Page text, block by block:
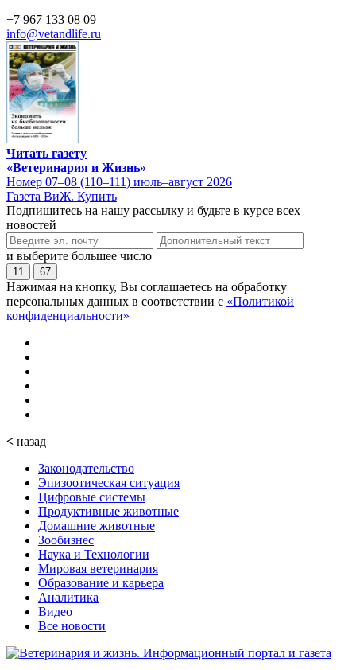
+7 967 133 08 09
info@vetandlife.ru
Читать газету
«Ветеринария и Жизнь»
Номер 07–08 (110–111) июль–август 2026
Газета ВиЖ. Купить
Подпишитесь на нашу рассылку и будьте в курсе всех
новостей
и выберите большее число
11 67
Нажимая на кнопку, Вы соглашаетесь на обработку
персональных данных в соответствии с «Политикой
конфиденциальности»
< назад
Законодательство
Эпизоотическая ситуация
Цифровые системы
Продуктивные животные
Домашние животные
Зообизнес
Наука и Технологии
Мировая ветеринария
Образование и карьера
Аналитика
Видео
Все новости